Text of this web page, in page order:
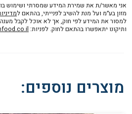
אני מאשר/ת את שמירת המידע שמסרתי ושימוש
מזון בע״מ ועל מנת להשיב לפנייתי, בהתאם ל
למסור את המידע לפי חוק, אך לא אוכל לקבל מענה
ותיקונו יתאפשרו בהתאם לחוק. לפניות:
מוצרים נוספים: